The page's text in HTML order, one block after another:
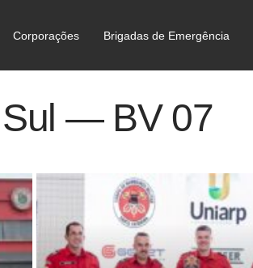
Corporações Brigadas de Emergência
Sul — BV 07